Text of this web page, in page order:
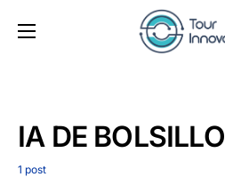
IA DE BOLSILLO
1 post